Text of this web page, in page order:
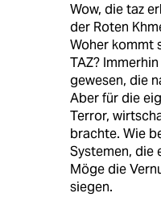
Wow, die taz
der Roten
Woher kommt
TAZ?
gewesen, die
Aber für die
Terror,
brachte. Wie
Systemen, die
Möge die
siegen.